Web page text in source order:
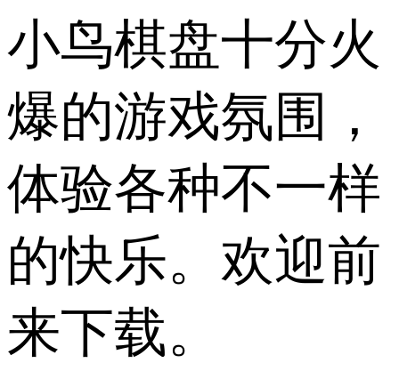
小鸟棋盘十分火
爆的游戏氛围，
体验各种不一样
的快乐。欢迎前
来下载。